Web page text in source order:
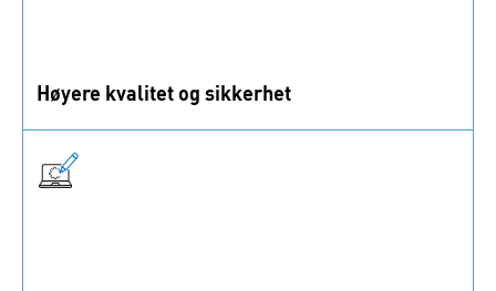
Høyere kvalitet og sikkerhet